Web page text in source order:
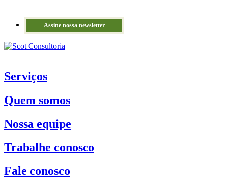
Assine nossa newsletter
Serviços
Quem somos
Nossa equipe
Trabalhe conosco
Fale conosco